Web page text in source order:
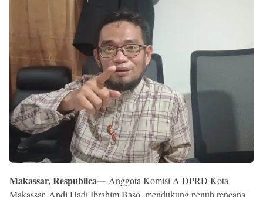
Makassar, Respublica— Anggota Komisi A DPRD Kota
Makassar, Andi Hadi Ibrahim Baso, mendukung penuh rencana